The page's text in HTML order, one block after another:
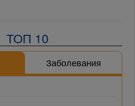
ТОП 10
Заболевания